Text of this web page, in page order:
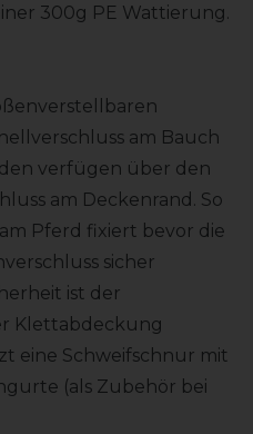
300g PE Wattierung.
am Bauch
verfügen über den
am Deckenrand. So
Pferd fixiert bevor die
sicher
ist der
Klettabdeckung
eine Schweifschnur mit
(als Zubehör bei